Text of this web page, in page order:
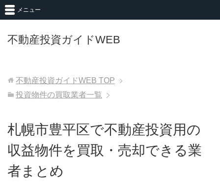
不動産投資ガイドWEB
メニュー
不動産投資ガイドWEB TOP
投資物件の買取業者一覧
札幌市豊平区で不動産投資用の
収益物件を買取・売却できる業
者まとめ